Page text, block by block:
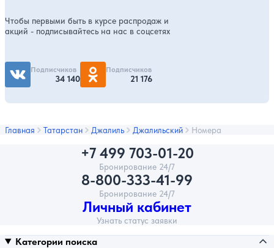
Чтобы первыми быть в курсе распродаж и
акций - подписывайтесь на нас в соцсетях
Подписчиков
34 140
Подписчиков
21 176
Главная Татарстан Джалиль Джалильский Номера
+7 499 703-01-20
Бронирование 24/7
8-800-333-41-99
Бронирование 24/7
Личный кабинет
Узнать статус заявки
Категории поиска